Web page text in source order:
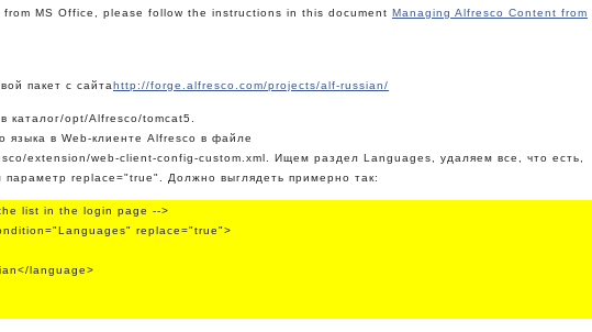
MS Office, please follow the instructions in this document Managing Alfresco Content from
пакет с сайтаhttp://forge.alfresco.com/projects/alf-russian/
каталог/opt/Alfresco/tomcat5.
языка в Web-клиенте Alfresco в файле
extension/web-client-config-custom.xml. Ищем раздел Languages, удаляем все, что есть,
параметр replace="true". Должно выглядеть примерно так:
list in the login page -->
replace="true">
language>